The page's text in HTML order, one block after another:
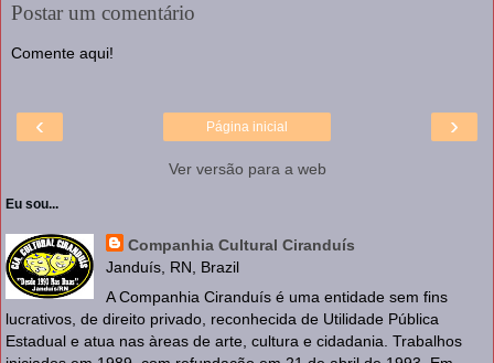
Postar um comentário
Comente aqui!
‹ ›
Página inicial
Ver versão para a web
Eu sou...
Companhia Cultural Ciranduís
Janduís, RN, Brazil
A Companhia Ciranduís é uma entidade sem fins
lucrativos, de direito privado, reconhecida de Utilidade Pública
Estadual e atua nas àreas de arte, cultura e cidadania. Trabalhos